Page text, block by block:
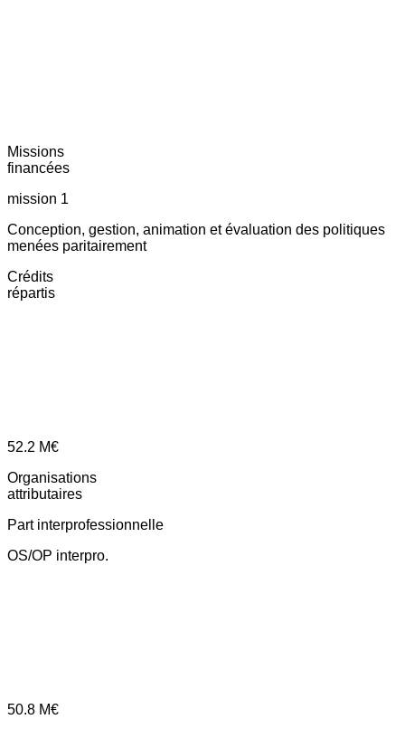
Missions
financées
mission 1
Conception, gestion, animation et évaluation des politiques
menées paritairement
Crédits
répartis
52.2 M€
Organisations
attributaires
Part interprofessionnelle
OS/OP interpro.
50.8 M€